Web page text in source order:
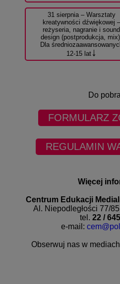
31 sierpnia – Warsztaty
kreatywności dźwiękowej –
reżyseria, nagranie i sound
design (postprodukcja,
Dla
12-15 lat↓
Do
FORMULARZ
REGULAMIN
Więcej
Centrum Edukacji
Al. Niepodległości 77/
tel. 22 /
e-mail:
Obserwuj nas w